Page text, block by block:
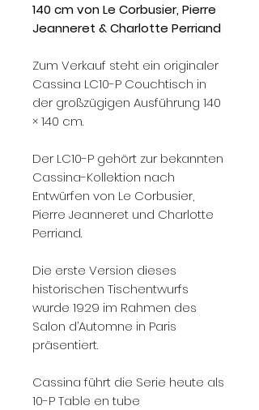
140 cm von Le Corbusier, Pierre
Jeanneret & Charlotte Perriand
Zum Verkauf steht ein originaler
Cassina LC10-P Couchtisch in
der großzügigen Ausführung 140
× 140 cm.
Der LC10-P gehört zur bekannten
Cassina-Kollektion nach
Entwürfen von Le Corbusier,
Pierre Jeanneret und Charlotte
Perriand.
Die erste Version dieses
historischen Tischentwurfs
wurde 1929 im Rahmen des
Salon d’Automne in Paris
präsentiert.
Cassina führt die Serie heute als
10-P Table en tube